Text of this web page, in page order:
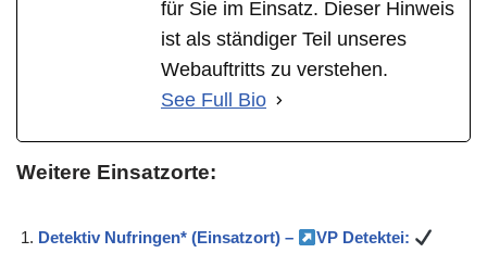
für Sie im Einsatz. Dieser Hinweis
ist als ständiger Teil unseres
Webauftritts zu verstehen.
See Full Bio
Weitere Einsatzorte:
Detektiv Nufringen* (Einsatzort) –
VP Detektei: